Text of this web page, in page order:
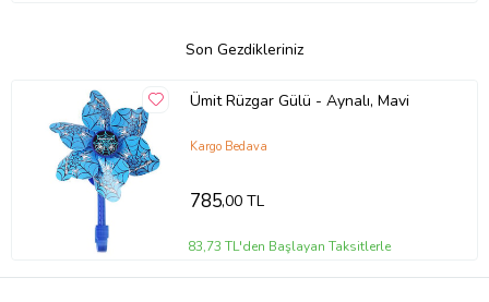
Son Gezdikleriniz
Ümit Rüzgar Gülü - Aynalı, Mavi
Kargo Bedava
785,00 TL
83,73 TL'den Başlayan Taksitlerle